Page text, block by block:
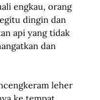
engkau, orang
dingin dan
api yang tidak
dan
leher